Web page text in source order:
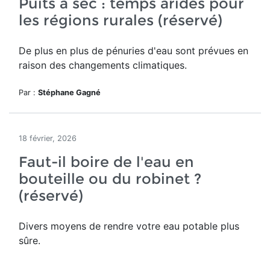
les régions rurales (réservé)
De plus en plus de pénuries d'eau sont prévues en
raison des changements climatiques.
Par : Stéphane Gagné
18 février, 2026
Faut-il boire de l'eau en
bouteille ou du robinet ?
(réservé)
Divers moyens de rendre votre eau potable plus
sûre.